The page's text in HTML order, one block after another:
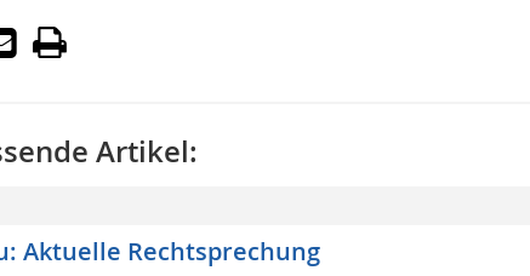
Artikel:
Aktuelle Rechtsprechung